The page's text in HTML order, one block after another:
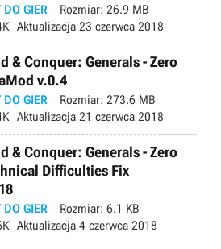
DO GIER Rozmiar: 26.9 MB
Aktualizacja 23 czerwca 2018
& Conquer: Generals - Zero
v.0.4
DO GIER Rozmiar: 273.6 MB
Aktualizacja 21 czerwca 2018
& Conquer: Generals - Zero
Difficulties Fix
DO GIER Rozmiar: 6.1 KB
Aktualizacja 4 czerwca 2018